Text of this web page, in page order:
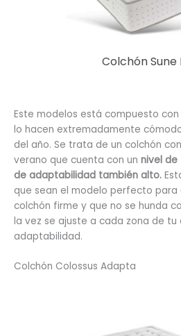
Colchón Sune
Este modelos está compuesto
lo hacen extremadamente
del año. Se trata de un colchón
verano que cuenta con un nivel de
de adaptabilidad también alto.
que sean el modelo perfecto para
colchón firme y que no se hunda
la vez se ajuste a cada zona de tu
adaptabilidad.
Colchón Colossus Adapta